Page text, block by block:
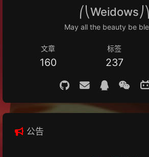
⎛⎝Weidows⎠⎞
May all the beauty be
文章
160
标签
237
公告